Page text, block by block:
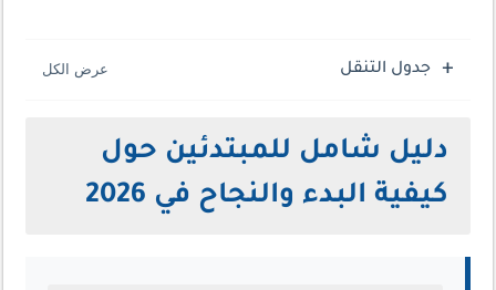
جدول التنقل
دليل شامل للمبتدئين حول
كيفية البدء والنجاح في 2026